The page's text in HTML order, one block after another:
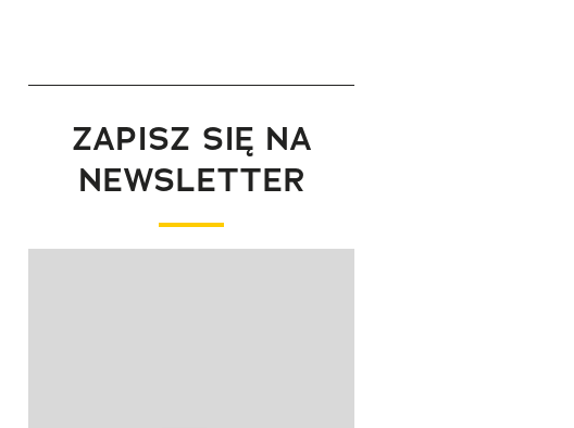
ZAPISZ SIĘ NA
NEWSLETTER